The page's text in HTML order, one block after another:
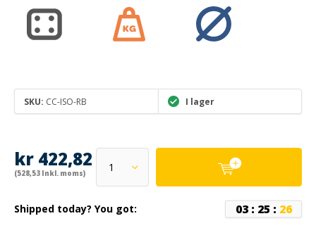
SKU: CC-ISO-RB I lager
kr 422,82
(528,53 Inkl. moms)
Shipped today? You got: 03: 25 : 26